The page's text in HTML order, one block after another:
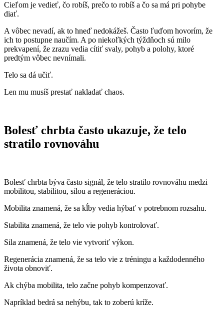
Cieľom je vedieť, čo robíš, prečo to robíš a čo sa má pri pohybe
diať.
A vôbec nevadí, ak to hneď nedokážeš. Často ľuďom hovorím, že
ich to postupne naučím. A po niekoľkých týždňoch sú milo
prekvapení, že zrazu vedia cítiť svaly, pohyb a polohy, ktoré
predtým vôbec nevnímali.
Telo sa dá učiť.
Len mu musíš prestať nakladať chaos.
Bolesť chrbta často ukazuje, že telo
stratilo rovnováhu
Bolesť chrbta býva často signál, že telo stratilo rovnováhu medzi
mobilitou, stabilitou, silou a regeneráciou.
Mobilita znamená, že sa kĺby vedia hýbať v potrebnom rozsahu.
Stabilita znamená, že telo vie pohyb kontrolovať.
Sila znamená, že telo vie vytvoriť výkon.
Regenerácia znamená, že sa telo vie z tréningu a každodenného
života obnoviť.
Ak chýba mobilita, telo začne pohyb kompenzovať.
Napríklad bedrá sa nehýbu, tak to zoberú kríže.